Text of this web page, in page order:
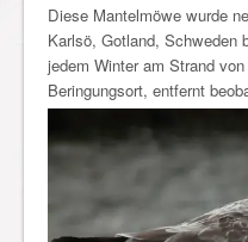
Diese Mantelmöwe wurde
Karlsö, Gotland, Schweden
jedem Winter am Strand
Beringungsort, entfernt